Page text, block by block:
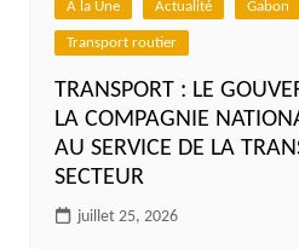
A la Une Actualité Gabon
Transport routier
TRANSPORT : LE
LA COMPAGNIE
AU SERVICE DE LA
SECTEUR
juillet 25, 2026